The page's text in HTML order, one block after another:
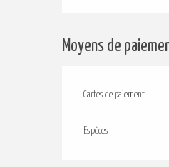
Moyens de
Cartes de paiement
Espèces